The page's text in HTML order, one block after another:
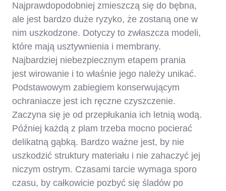
Najprawdopodobniej zmieszczą się do bębna,
ale jest bardzo duże ryzyko, że zostaną one w
nim uszkodzone. Dotyczy to zwłaszcza modeli,
które mają usztywnienia i membrany.
Najbardziej niebezpiecznym etapem prania
jest wirowanie i to właśnie jego należy unikać.
Podstawowym zabiegiem konserwującym
ochraniacze jest ich ręczne czyszczenie.
Zaczyna się je od przepłukania ich letnią wodą.
Później każdą z plam trzeba mocno pocierać
delikatną gąbką. Bardzo ważne jest, by nie
uszkodzić struktury materiału i nie zahaczyć jej
niczym ostrym. Czasami tarcie wymaga sporo
czasu, by całkowicie pozbyć się śladów po